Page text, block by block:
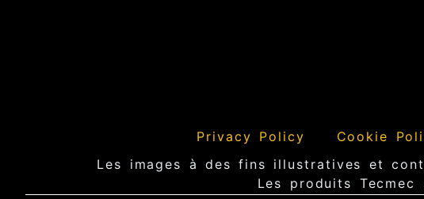
Privacy Policy Cookie
Les images à des fins illustratives et
Les produits